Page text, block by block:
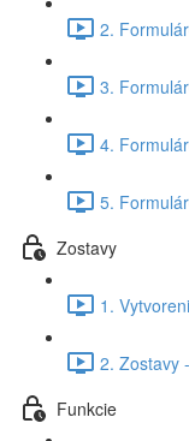
2.
3.
4.
5.
Zostavy
1.
2. Zostavy
Funkcie